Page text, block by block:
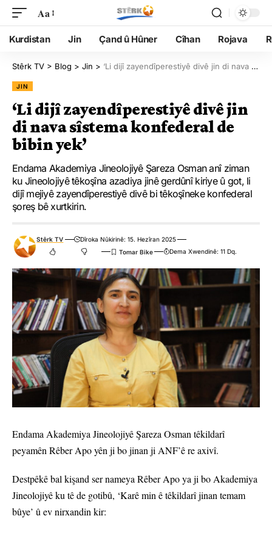
Aa
Kurdistan Jin Çand û Hûner Cîhan Rojava
Stêrk TV > Blog > Jin > ‘Li dijî zayendîperestiyê divê jin di nava sîstema konfederal de bibin yek’
JIN
‘Li dijî zayendîperestiyê divê jin
di nava sîstema konfederal de
bibin yek’
Endama Akademiya Jineolojiyê Şareza Osman anî ziman
ku Jineolojiyê têkoşîna azadiya jinê gerdûnî kiriye û got, li
dijî mejiyê zayendîperestiyê divê bi têkoşîneke konfederal
şoreş bê xurtkirin.
Stêrk TV
Dîroka Nûkirinê: 15. Hezîran 2025
Dema Xwendinê: 11 Dq.
Endama Akademiya Jineolojiyê Şareza Osman têkildarî
peyamên Rêber Apo yên ji bo jinan ji ANF’ê re axivî.
Destpêkê bal kişand ser nameya Rêber Apo ya ji bo Akademiya
Jineolojiyê ku tê de gotibû, ‘Karê min ê têkildarî jinan temam
bûye’ û ev nirxandin kir: